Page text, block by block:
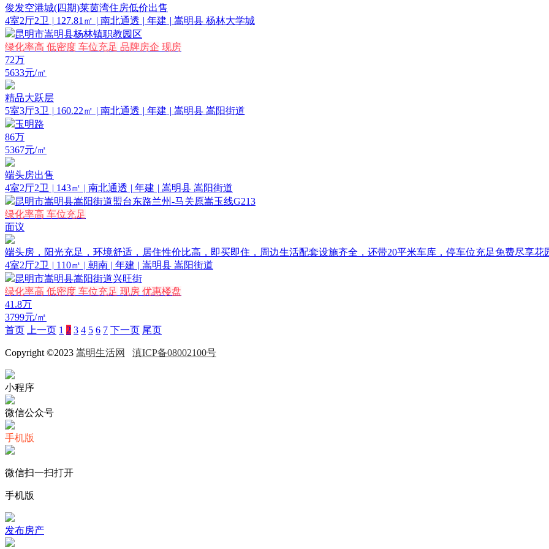
俊发空港城(四期)莱茵湾住房低价出售
4室2厅2卫 | 127.81㎡ | 南北通透 | 年建 | 嵩明县 杨林大学城
昆明市嵩明县杨林镇职教园区
绿化率高 低密度 车位充足 品牌房企 现房
72万
5633元/㎡
精品大跃层
5室3厅3卫 | 160.22㎡ | 南北通透 | 年建 | 嵩明县 嵩阳街道
玉明路
86万
5367元/㎡
端头房出售
4室2厅2卫 | 143㎡ | 南北通透 | 年建 | 嵩明县 嵩阳街道
昆明市嵩明县嵩阳街道盟台东路兰州-马关原嵩玉线G213
绿化率高 车位充足
面议
端头房，阳光充足，环境舒适，居住性价比高，即买即住，周边生活配套设施齐全，还带20平米车库，停车位充足免费尽享花
4室2厅2卫 | 110㎡ | 朝南 | 年建 | 嵩明县 嵩阳街道
昆明市嵩明县嵩阳街道兴旺街
绿化率高 低密度 车位充足 现房 优惠楼盘
41.8万
3799元/㎡
首页
上一页 1 2 3 4 5 6 7 下一页 尾页
Copyright ©2023 嵩明生活网 滇ICP备08002100号
小程序
微信公众号
手机版
微信扫一扫打开
手机版
发布房产